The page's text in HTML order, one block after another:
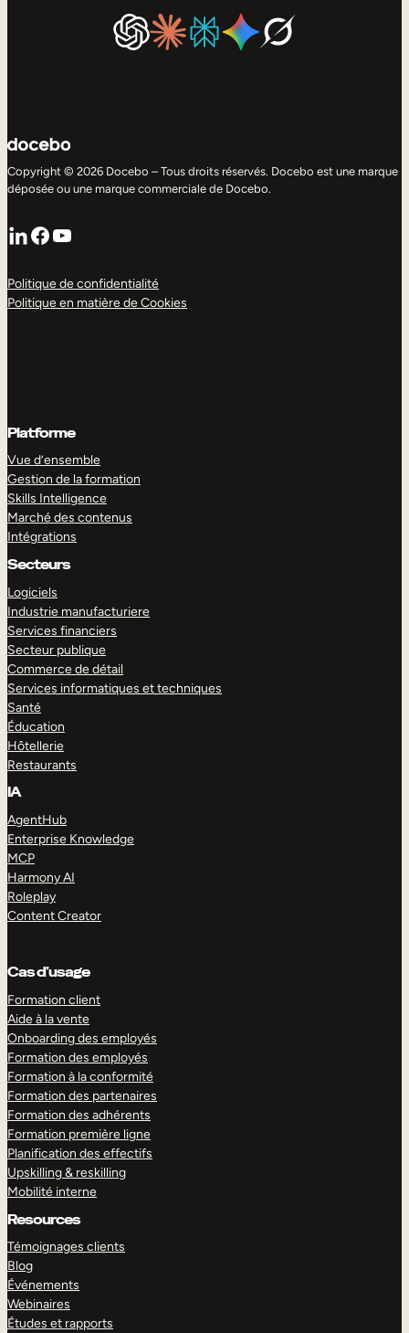
Copyright © 2026 Docebo – Tous droits réservés. Docebo est une marque
déposée ou une marque commerciale de Docebo.
LinkedIn
Facebook
YouTube
Politique de confidentialité
Politique en matière de Cookies
Platforme
Vue d’ensemble
Gestion de la formation
Skills Intelligence
Marché des contenus
Intégrations
Secteurs
Logiciels
Industrie manufacturiere
Services financiers
Secteur publique
Commerce de détail
Services informatiques et techniques
Santé
Éducation
Hôtellerie
Restaurants
IA
AgentHub
Enterprise Knowledge
MCP
Harmony AI
Roleplay
Content Creator
Cas d’usage
Formation client
Aide à la vente
Onboarding des employés
Formation des employés
Formation à la conformité
Formation des partenaires
Formation des adhérents
Formation première ligne
Planification des effectifs
Upskilling & reskilling
Mobilité interne
Resources
Témoignages clients
Blog
Événements
Webinaires
Études et rapports